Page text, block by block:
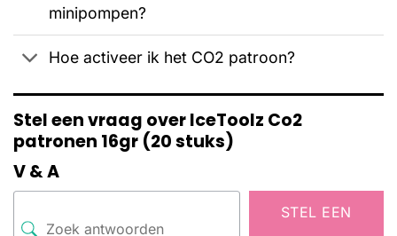
minipompen?
Hoe activeer ik het CO2 patroon?
Stel een vraag over IceToolz Co2
patronen 16gr (20 stuks)
V & A
STEL EEN